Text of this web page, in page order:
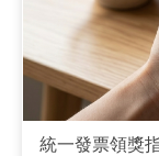
統一發票領獎